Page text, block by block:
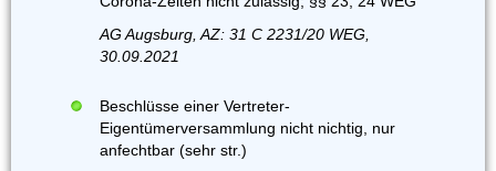
AG Augsburg, AZ: 31 C 2231/20 WEG,
30.09.2021
Beschlüsse einer Vertreter-
Eigentümerversammlung nicht nichtig, nur
anfechtbar (sehr str.)